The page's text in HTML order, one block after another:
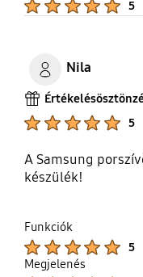
5
Nila
5
A Samsung
készülék!
Funkciók
5
Megjelenés